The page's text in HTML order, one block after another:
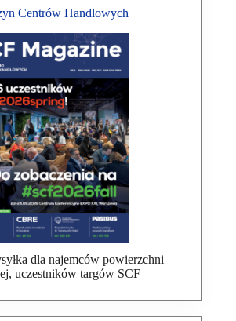
Centrów Handlowych
dla najemców powierzchni
uczestników targów SCF